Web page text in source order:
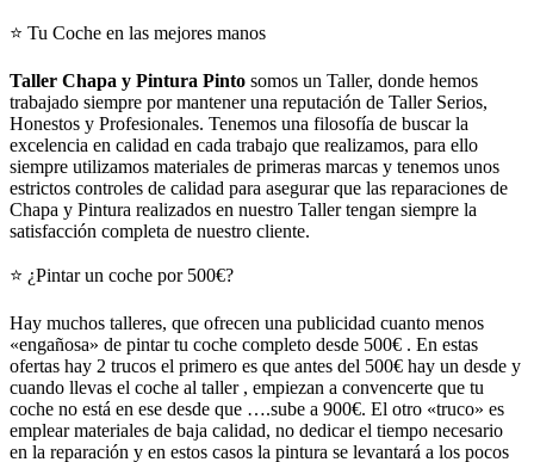
⭐ Tu Coche en las mejores manos
Taller Chapa y Pintura Pinto somos un Taller, donde hemos
trabajado siempre por mantener una reputación de Taller Serios,
Honestos y Profesionales. Tenemos una filosofía de buscar la
excelencia en calidad en cada trabajo que realizamos, para ello
siempre utilizamos materiales de primeras marcas y tenemos unos
estrictos controles de calidad para asegurar que las reparaciones de
Chapa y Pintura realizados en nuestro Taller tengan siempre la
satisfacción completa de nuestro cliente.
⭐ ¿Pintar un coche por 500€?
Hay muchos talleres, que ofrecen una publicidad cuanto menos
«engañosa» de pintar tu coche completo desde 500€ . En estas
ofertas hay 2 trucos el primero es que antes del 500€ hay un desde y
cuando llevas el coche al taller , empiezan a convencerte que tu
coche no está en ese desde que ….sube a 900€. El otro «truco» es
emplear materiales de baja calidad, no dedicar el tiempo necesario
en la reparación y en estos casos la pintura se levantará a los pocos